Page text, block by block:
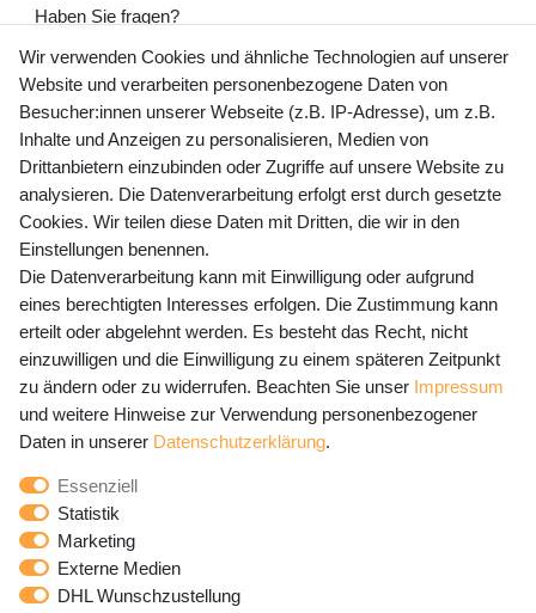
Haben Sie fragen?
+49 (0) 35243 460 400
Mo-Fr 9-15 Uhr
shop@banjado.com
Preisangaben inkl. gesetzl. MwSt. und zzgl. Service- und
Versandkosten
Newsletter Anmeldung - Keine Angebote
mehr verpassen!
E-MAIL **
Newsletter
Honig
Hiermit bestätige ich, dass ich die
gelesen habe. Meine Einwilligung kann ich jederzeit
widerrufen.**
Wir verwenden Cookies und ähnliche Technologien auf unserer
Website und verarbeiten personenbezogene Daten von
Besucher:innen unserer Webseite (z.B. IP-Adresse), um z.B.
Inhalte und Anzeigen zu personalisieren, Medien von
Drittanbietern einzubinden oder Zugriffe auf unsere Website zu
analysieren. Die Datenverarbeitung erfolgt erst durch gesetzte
Cookies. Wir teilen diese Daten mit Dritten, die wir in den
Einstellungen benennen.
Die Datenverarbeitung kann mit Einwilligung oder aufgrund
eines berechtigten Interesses erfolgen. Die Zustimmung kann
erteilt oder abgelehnt werden. Es besteht das Recht, nicht
einzuwilligen und die Einwilligung zu einem späteren Zeitpunkt
zu ändern oder zu widerrufen. Beachten Sie unser Impressum
und weitere Hinweise zur Verwendung personenbezogener
Daten in unserer Daten­schutz­erklärung.
Essenziell
Statistik
Marketing
Externe Medien
DHL Wunschzustellung